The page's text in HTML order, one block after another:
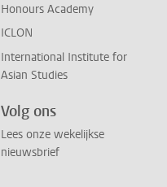
Honours Academy
ICLON
International Institute for
Asian Studies
Volg ons
Lees onze wekelijkse
nieuwsbrief